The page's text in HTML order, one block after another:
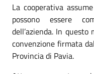
La cooperativa
possono essere
dell’azienda. In
convenzione firmata
Provincia di Pavia.